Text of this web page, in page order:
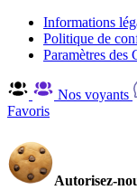
Informations
Politique de
Paramètres des
Nos voyants
Favoris
Autorisez-